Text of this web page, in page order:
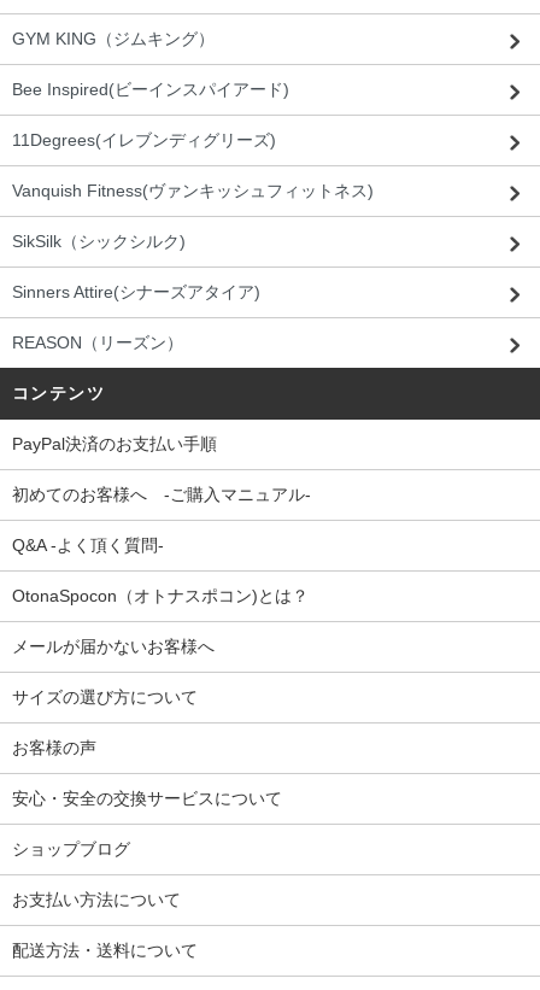
GYM KING（ジムキング）
Bee Inspired(ビーインスパイアード)
11Degrees(イレブンディグリーズ)
Vanquish Fitness(ヴァンキッシュフィットネス)
SikSilk（シックシルク)
Sinners Attire(シナーズアタイア)
REASON（リーズン）
コンテンツ
PayPal決済のお支払い手順
初めてのお客様へ -ご購入マニュアル-
Q&A -よく頂く質問-
OtonaSpocon（オトナスポコン)とは？
メールが届かないお客様へ
サイズの選び方について
お客様の声
安心・安全の交換サービスについて
ショップブログ
お支払い方法について
配送方法・送料について